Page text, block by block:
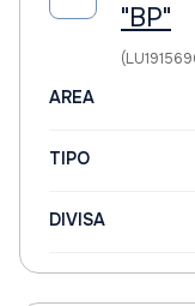
"BP"
AREA
TIPO
DIVISA